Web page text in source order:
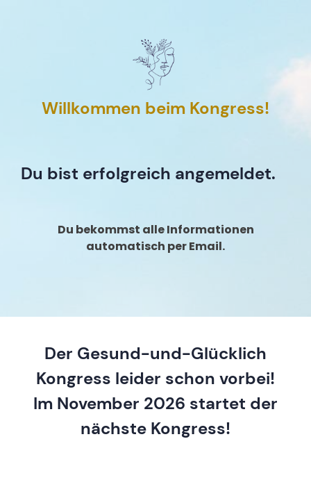
Willkommen beim Kongress!
Du bist erfolgreich angemeldet.
Du bekommst alle Informationen
automatisch per Email.
Der Gesund-und-Glücklich
Kongress leider schon vorbei!
Im November 2026 startet der
nächste Kongress!